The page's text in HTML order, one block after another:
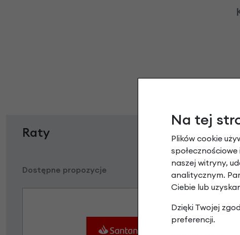
Raty
Dostępne propozycje
Na tej
Plików cookie
naszej witryny,
analitycznym.
Ciebie lub
Dzięki Twojej
preferencji.